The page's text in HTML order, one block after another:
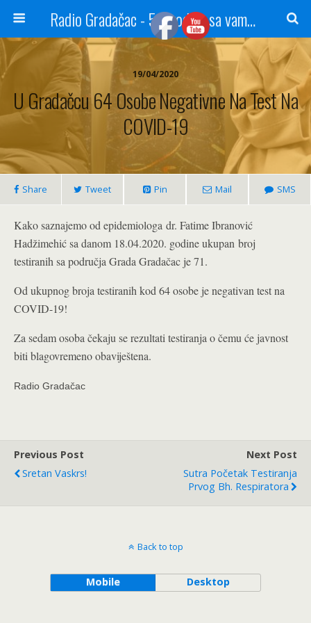
Radio Gradačac - 56 godina sa vama...
19/04/2020
U Gradačcu 64 Osobe Negativne Na Test Na
COVID-19
Share Tweet Pin Mail SMS
Kako saznajemo od epidemiologa dr. Fatime Ibranović
Hadžimehić sa danom 18.04.2020. godine ukupan broj
testiranih sa područja Grada Gradačac je 71.
Od ukupnog broja testiranih kod 64 osobe je negativan test na
COVID-19!
Za sedam osoba čekaju se rezultati testiranja o čemu će javnost
biti blagovremeno obaviještena.
Radio Gradačac
Previous Post
Sretan Vaskrs!
Next Post
Sutra Početak Testiranja
Prvog Bh. Respiratora
Back to top
Mobile Desktop